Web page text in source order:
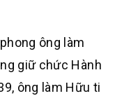
ông làm
giữ chức Hành
ông làm Hữu ti